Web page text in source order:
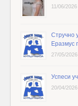
11/06/2026
Стручно
Еразмус
27/05/2026
Успеси
20/04/2026